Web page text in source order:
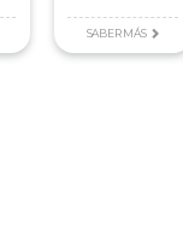
SABER MÁS